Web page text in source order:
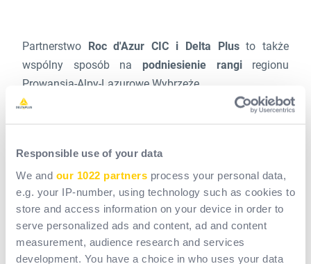
Responsible use of your data
We and our 1022 partners process your personal data,
e.g. your IP-number, using technology such as cookies to
store and access information on your device in order to
serve personalized ads and content, ad and content
measurement, audience research and services
development. You have a choice in who uses your data
Partnerstwo Roc d'Azur CIC i Delta Plusto także
wspólny sposób na podniesienie rangiregionu
Prowansja-Alpy-Lazurowe Wybrzeże....
Wydarzenie sportowe podkreśla wspaniałe krajobrazy
Roquebrune-sur-Argens, Saint-Raphaël i Sainte-
Maxime, nasze lasy i nadmorskie ścieżki. W ten sam
sposób Delta Plus, międzynarodowa grupa, jest
zakorzeniona w regionie i angażuje się w rozwijanie i
promowanie licznych zalet tego regionu.